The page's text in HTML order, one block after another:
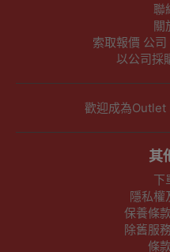
聯
關
索取報價 公
以公司採
歡迎成為Outlet
其
下
隱私權
保養條
除舊服
條